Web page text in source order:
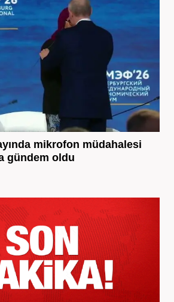
mikrofon müdahalesi
gündem oldu